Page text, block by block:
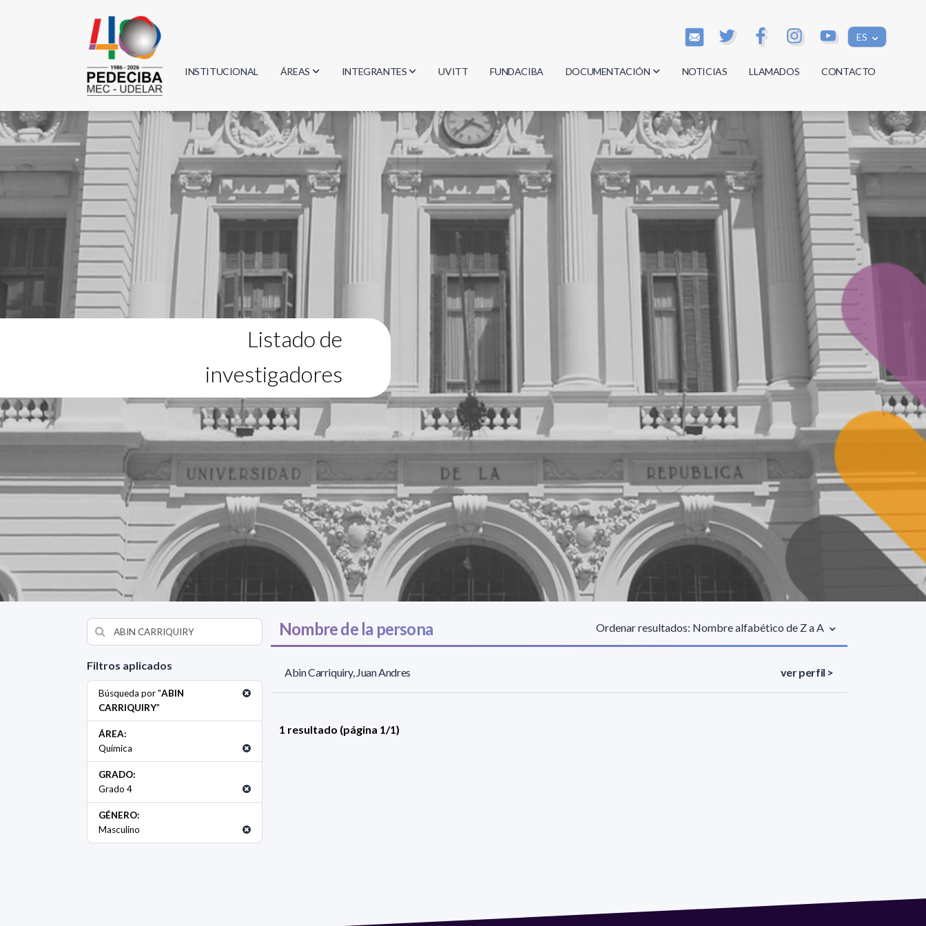
ES
INSTITUCIONAL ÁREAS
Biología
Física
Informática
Matemática
INTEGRANTES
Investigadores
Estudiantes
Egresados
UVITT FUNDACIBA DOCUMENTACIÓN
Actas
Reglamentos
Documentos
NOTICIAS LLAMADOS CONTACTO
Listado de
investigadores
Filtros aplicados
Búsqueda por "ABIN
CARRIQUIRY"
ÁREA:
Química
GRADO:
Grado 4
GÉNERO:
Masculino
Nombre de la persona Ordenar resultados: Nombre alfabético de Z a A
Abin Carriquiry, Juan Andres ver perfil >
1 resultado (página 1/1)